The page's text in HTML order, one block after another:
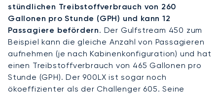
stündlichen Treibstoffverbrauch von 260
Gallonen pro Stunde (GPH) und kann 12
Passagiere befördern. Der Gulfstream 450 zum
Beispiel kann die gleiche Anzahl von Passagieren
aufnehmen (je nach Kabinenkonfiguration) und hat
einen Treibstoffverbrauch von 465 Gallonen pro
Stunde (GPH). Der 900LX ist sogar noch
ökoeffizienter als der Challenger 605. Seine